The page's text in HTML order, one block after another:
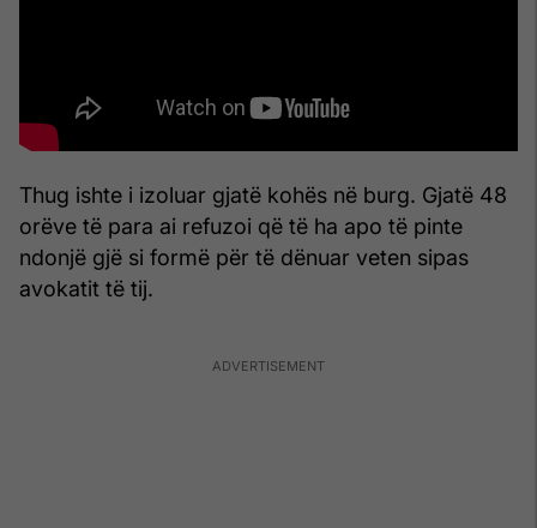
Thug ishte i izoluar gjatë kohës në burg. Gjatë 48
orëve të para ai refuzoi që të ha apo të pinte
ndonjë gjë si formë për të dënuar veten sipas
avokatit të tij.